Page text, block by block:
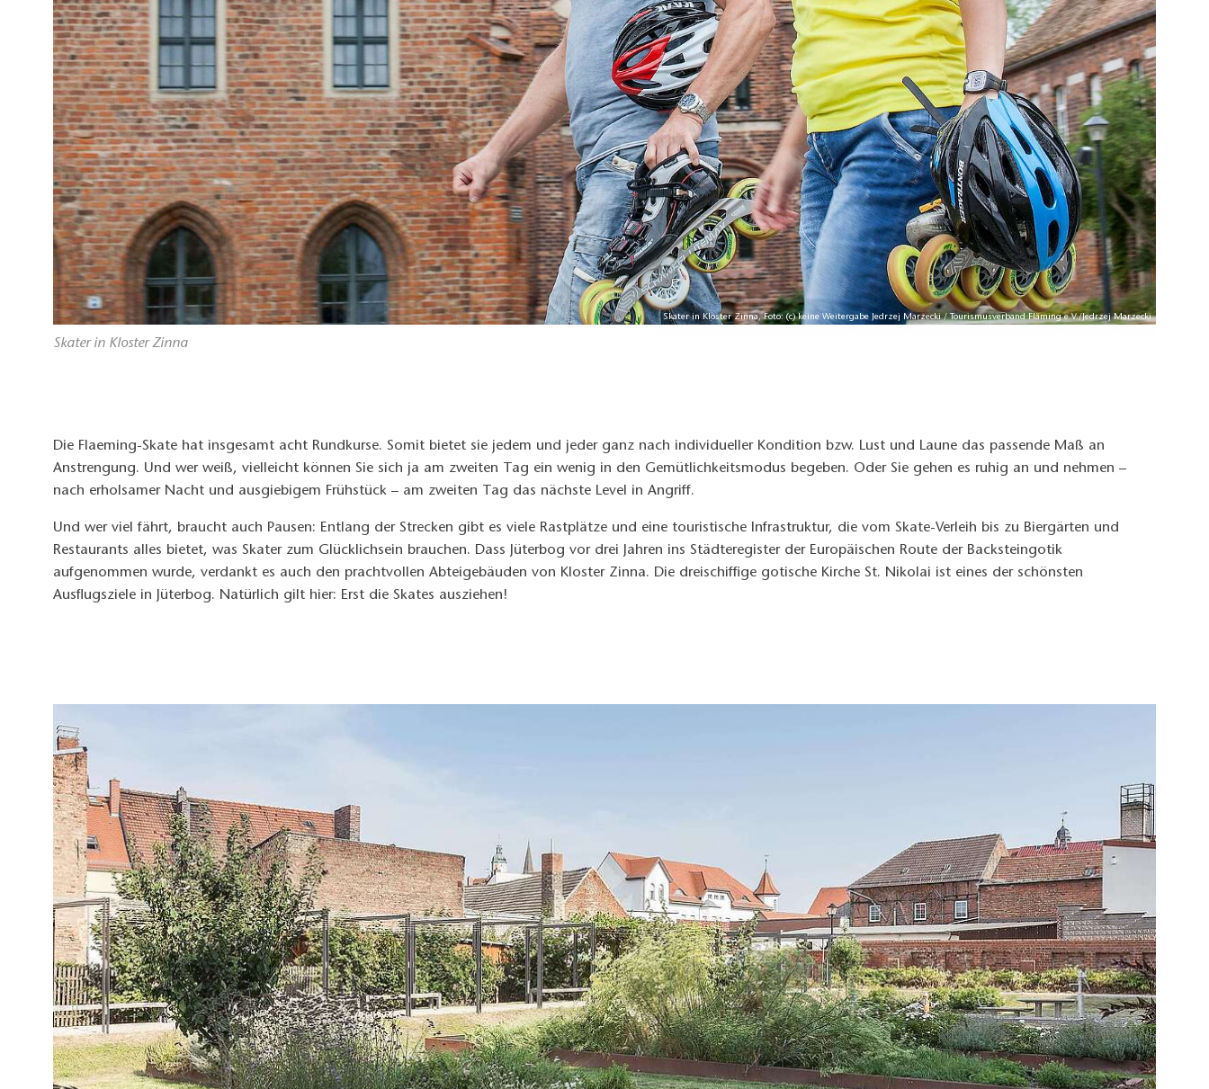
Skater in Kloster Zinna, Foto: (c) keine Weitergabe Jedrzej Marzecki / Tourismusverband Fläming e.V./Jedrzej Marzecki
Skater in Kloster Zinna
Die Flaeming-Skate hat insgesamt acht Rundkurse. Somit bietet sie jedem und jeder ganz nach individueller Kondition bzw. Lust und Laune das passende Maß an
Anstrengung. Und wer weiß, vielleicht können Sie sich ja am zweiten Tag ein wenig in den Gemütlichkeitsmodus begeben. Oder Sie gehen es ruhig an und nehmen –
nach erholsamer Nacht und ausgiebigem Frühstück – am zweiten Tag das nächste Level in Angriff.
Und wer viel fährt, braucht auch Pausen: Entlang der Strecken gibt es viele Rastplätze und eine touristische Infrastruktur, die vom Skate-Verleih bis zu Biergärten und
Restaurants alles bietet, was Skater zum Glücklichsein brauchen. Dass Jüterbog vor drei Jahren ins Städteregister der Europäischen Route der Backsteingotik
aufgenommen wurde, verdankt es auch den prachtvollen Abteigebäuden von Kloster Zinna. Die dreischiffige gotische Kirche St. Nikolai ist eines der schönsten
Ausflugsziele in Jüterbog. Natürlich gilt hier: Erst die Skates ausziehen!